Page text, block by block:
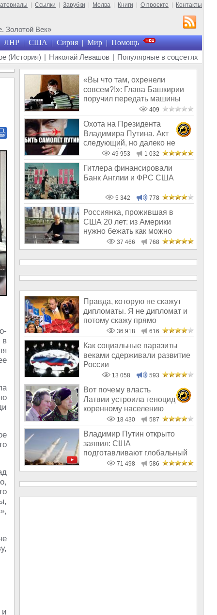
Ссылки Зарубки Молва Книги О проекте Контакты
Золотой Век»
ЛНР | США | Сирия | Мир | Помощь
(История) | Николай Левашов | Популярные в соцсетях
в
и
«Вы что там, охренели
совсем?!»: Глава Башкирии
поручил передать машины
409
Охота на Президента
Владимира Путина. Акт
следующий, но далеко не
последний
49 953 1 032
Гитлера финансировали
Банк Англии и ФРС США
5 342 778
Россиянка, прожившая в
США 20 лет: из Америки
нужно бежать как можно
скорее
37 466 768
Правда, которую не скажут
дипломаты. Я не дипломат и
потому скажу прямо
36 918 616
Как социальные паразиты
веками сдерживали развитие
России
13 058 593
Вот почему власть
Латвии устроила геноцид
коренному населению
18 430 587
Владимир Путин открыто
заявил: США
подготавливают глобальный
удар по России
71 498 586